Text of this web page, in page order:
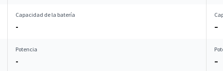
Capacidad de la batería
- –
Potencia
- –